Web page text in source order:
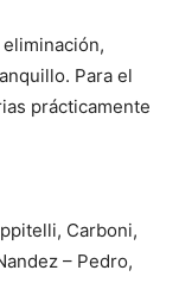
Para el
prácticamente
Carboni,
– Pedro,